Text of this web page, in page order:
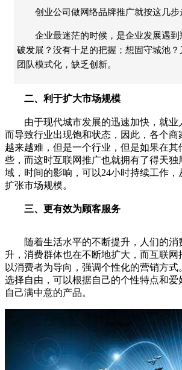
创业公司做网络品牌推广就按这几步
企业最迷茫的时候，是企业发展遇
破发展？没有十足的把握；想固守城池？
团队模式化，缺乏创新。
二、利于扩大市场规模
由于现代城市发展的迅速加快，就业
而导致行业出现饱和状态，因此，各个商
越来越难，但是一个行业，但是如果在
些，而这时互联网推广也就拥有了得天独
域，时间的影响，可以24小时持续工作，
扩张市场规模。
三、更有效为顾客服务
随着生活水平的不断提升，人们的消
升，消费群体也在不断地扩大，而互联网
以消费者为导向，强调个性化的营销方
选择自由，可以根据自己的个性特点和爱
自己满中意的产品。